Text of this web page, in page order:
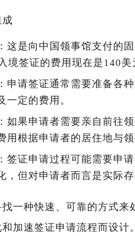
这是向中国领事馆支付的
境签证的费用现在是140美
申请签证通常需要准备各
一定的费用。
如果申请者需要亲自前往
用根据申请者的居住地与领
签证申请过程可能需要申
，但对申请者而言是实际存
一种快速、可靠的方式
和加速签证申请流程而设